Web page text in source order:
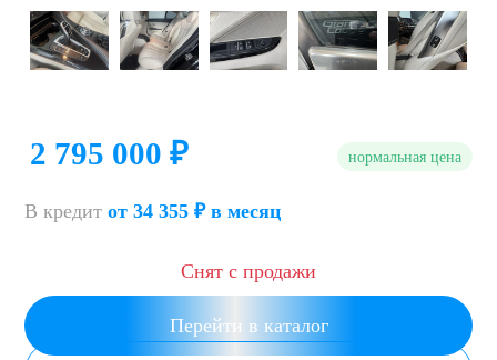
2 795 000 ₽ нормальная цена
В кредит от 34 355 ₽ в месяц
Снят с продажи
Перейти в каталог